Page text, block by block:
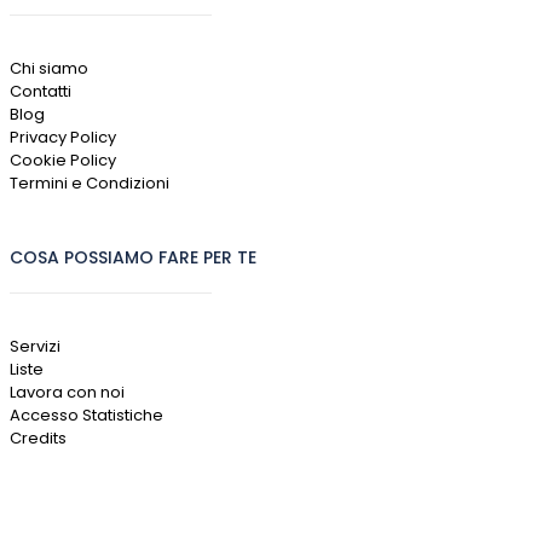
Chi siamo
Contatti
Blog
Privacy Policy
Cookie Policy
Termini e Condizioni
COSA POSSIAMO FARE PER TE
Servizi
Liste
Lavora con noi
Accesso Statistiche
Credits